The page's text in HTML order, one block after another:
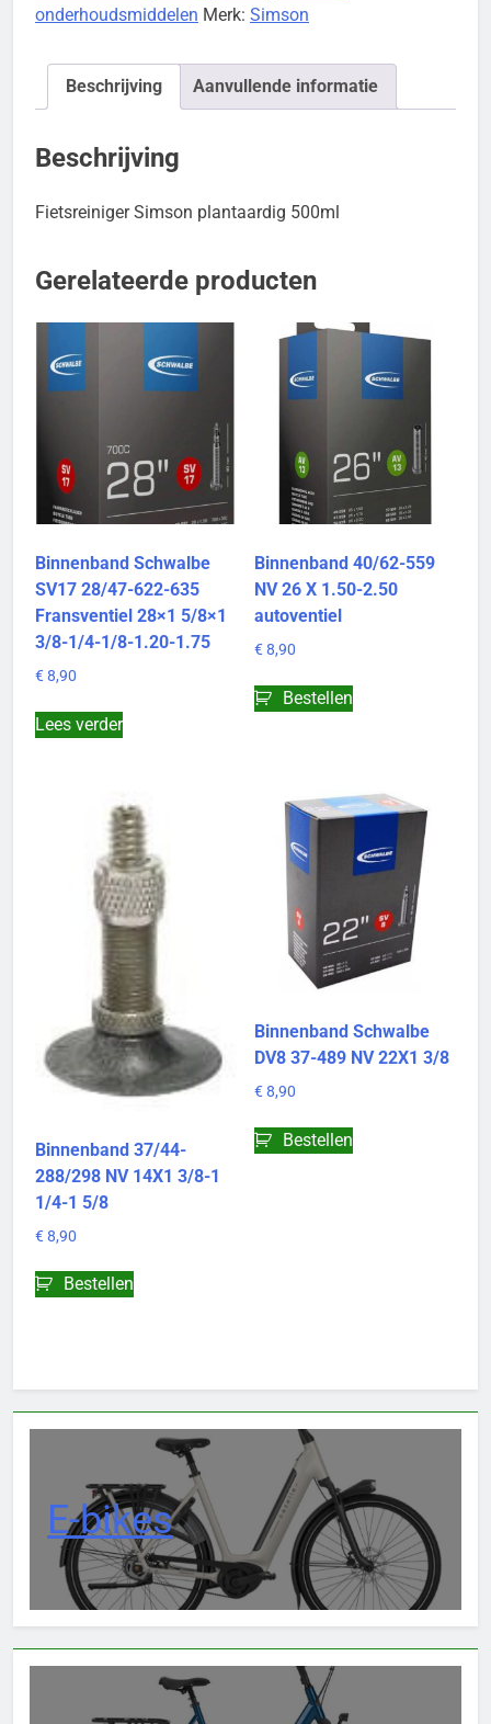
onderhoudsmiddelen Merk: Simson
Beschrijving Aanvullende informatie
Beschrijving
Fietsreiniger Simson plantaardig 500ml
Gerelateerde producten
Binnenband Schwalbe
SV17 28/47-622-635
Fransventiel 28×1 5/8×1
3/8-1/4-1/8-1.20-1.75
€ 8,90
Lees verder
Binnenband 40/62-559
NV 26 X 1.50-2.50
autoventiel
€ 8,90
Bestellen
Binnenband 37/44-
288/298 NV 14X1 3/8-1
1/4-1 5/8
€ 8,90
Bestellen
Binnenband Schwalbe
DV8 37-489 NV 22X1 3/8
€ 8,90
Bestellen
E-bikes